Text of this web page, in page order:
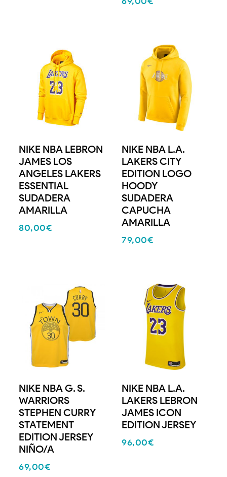
NIKE NBA LEBRON
JAMES LOS
ANGELES LAKERS
ESSENTIAL
SUDADERA
AMARILLA
80,00€
NIKE NBA L.A.
LAKERS CITY
EDITION LOGO
HOODY
SUDADERA
CAPUCHA
AMARILLA
79,00€
NIKE NBA G. S.
WARRIORS
STEPHEN CURRY
STATEMENT
EDITION JERSEY
NIÑO/A
69,00€
NIKE NBA L.A.
LAKERS LEBRON
JAMES ICON
EDITION JERSEY
96,00€